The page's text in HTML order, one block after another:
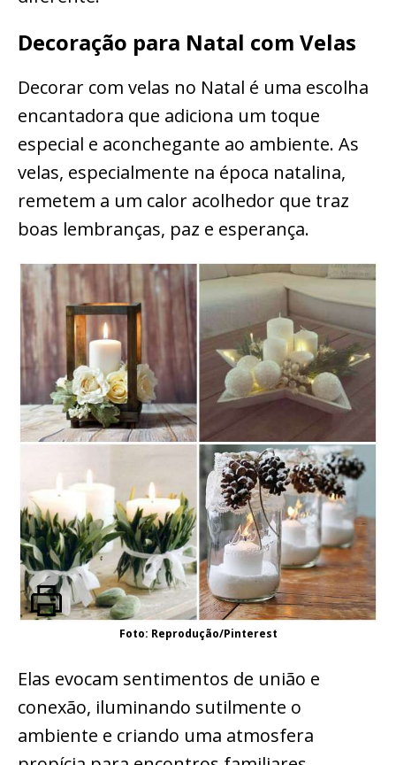
Decoração para Natal com Velas
Decorar com velas no Natal é uma escolha
encantadora que adiciona um toque
especial e aconchegante ao ambiente. As
velas, especialmente na época natalina,
remetem a um calor acolhedor que traz
boas lembranças, paz e esperança.
Foto: Reprodução/Pinterest
Elas evocam sentimentos de união e
conexão, iluminando sutilmente o
ambiente e criando uma atmosfera